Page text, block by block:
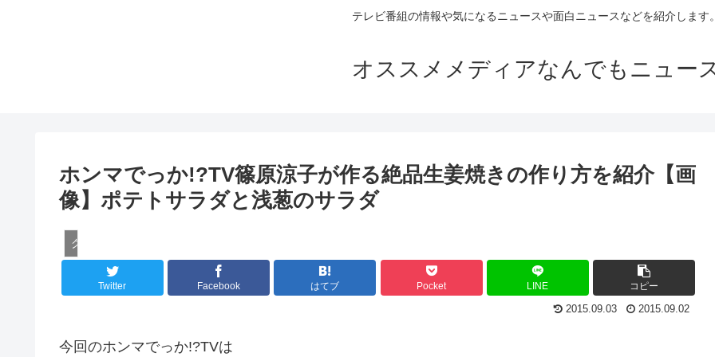
テレビ番組の情報や気になるニュースや面白ニュースなどを紹介します
オススメメディアなんでもニュー
ホンマでっか!?TV篠原涼子が作る絶品生姜焼きの作り方を紹介【画
像】ポテトサラダと浅葱のサラダ
グルメ
Twitter Facebook はてブ Pocket LINE コピー
2015.09.03 2015.09.02
今回のホンマでっか!?TVは